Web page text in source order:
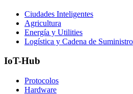
Ciudades Inteligentes
Agricultura
Energía y Utilities
Logística y Cadena de Suministro
IoT-Hub
Protocolos
Hardware